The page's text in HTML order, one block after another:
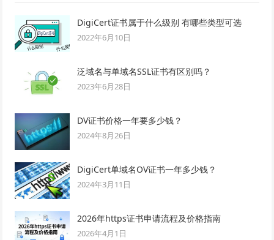
DigiCert证书属于什么级别 有哪些类型可选
2022年6月10日
泛域名与单域名SSL证书有区别吗？
2023年6月28日
DV证书价格一年要多少钱？
2024年8月26日
DigiCert单域名OV证书一年多少钱？
2024年3月11日
2026年https证书申请流程及价格指南
2026年4月1日